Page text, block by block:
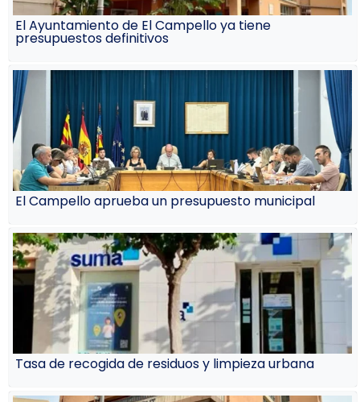
El Ayuntamiento de El Campello ya tiene
presupuestos definitivos
El Campello aprueba un presupuesto municipal
Tasa de recogida de residuos y limpieza urbana